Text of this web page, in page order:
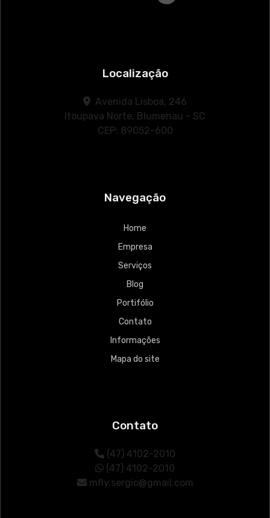
Localização
Avenida Lisboa, 246
Itoupava Norte, Blumenau - SC
CEP: 89052-600
Navegação
Home
Empresa
Serviços
Blog
Portifólio
Contato
Informações
Mapa do site
Contato
(47) 4102-2010
(47) 4102-2010
mfly.sergio@gmail.com